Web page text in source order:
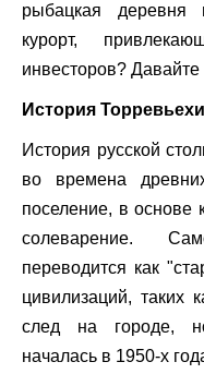
рыбацкая деревня
курорт,
инвесторов?
История
История русской
во времена
поселение, в основе
солеварение.
переводится как
цивилизаций, таких
след на городе,
началась в 1950-х